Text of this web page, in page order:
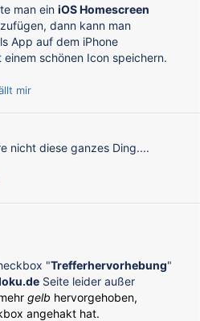
man ein iOS Homescreen
dann kann man
App auf dem iPhone
einem schönen Icon speichern.
mir
nicht diese ganzes Ding....
"Trefferhervorhebung"
Seite leider außer
gelb hervorgehoben,
angehakt hat.